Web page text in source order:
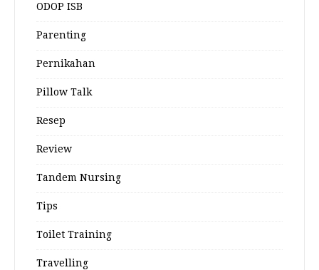
ODOP ISB
Parenting
Pernikahan
Pillow Talk
Resep
Review
Tandem Nursing
Tips
Toilet Training
Travelling